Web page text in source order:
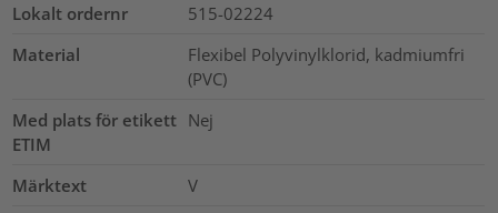
Lokalt ordernr
515-02224
Material
Flexibel Polyvinylklorid, kadmiumfri
(PVC)
Med plats för etikett
ETIM
Nej
Märktext
V